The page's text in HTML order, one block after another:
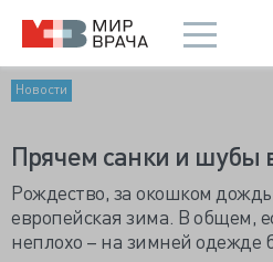
Новости
Прячем санки и шубы
Рождество, за окошком
европейская зима. В общем,
неплохо – на зимней одежде